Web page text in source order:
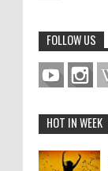
FOLLOW US
HOT IN WEEK